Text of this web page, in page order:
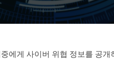
에게 사이버 위협 정보를 공개